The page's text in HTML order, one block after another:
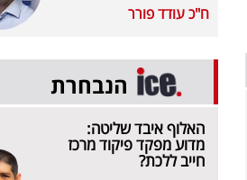
ח"כ עודד פורר
הנבחרת
האלוף איבד שליטה:
מדוע מפקד פיקוד מרכז
חייב ללכת?